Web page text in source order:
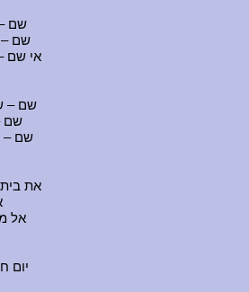
שם
שם –
אי שם
שם –
שם
שם –
את
אל
יום